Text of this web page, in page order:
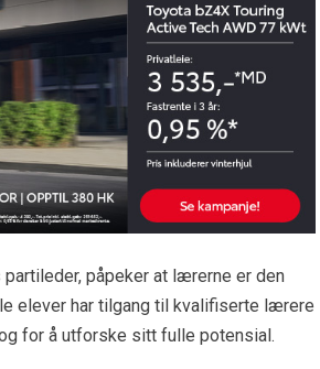
påpeker at lærerne er den
elever har tilgang til kvalifiserte lærere
for å utforske sitt fulle potensial.